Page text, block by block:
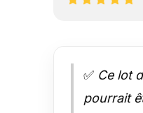
✅ Ce lot
pourrait